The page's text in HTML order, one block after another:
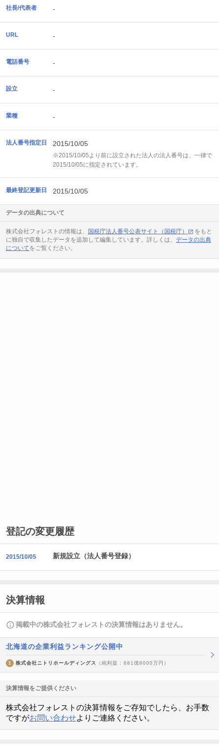
社長/代表者 -
URL -
電話番号 -
設立 -
業種 -
法人番号指定日 2015/10/05
※2015/10/05より前に設立された法人の法人番号は、一律で
2015/10/05に指定されています。
最終登記更新日 2015/10/05
データの出典について
株式会社フォレストの情報は、 国税庁法人番号公表サイト（国税庁）
をもと
に独自で収集したデータを追加して編集しています。詳しくは、 データの出典
についてをご覧ください。
登記の変更履歴
2015/10/05 新規設立（法人番号登録）
決算情報
掲載中の株式会社フォレストの決算情報はありません。
北海道の企業利益ランキング公開中
1 株式会社ニトリホールディングス （純利益 : 681億8000万円）
決算情報をご提供ください
株式会社フォレストの決算情報をご存知でしたら、お手数
ですがお問い合わせよりご連絡ください。